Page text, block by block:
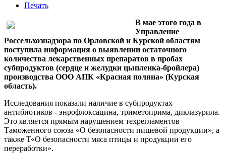
Печать
В мае этого года в
Управление
Россельхознадзора по Орловской и Курской областям
поступила информация о выявлении остаточного
количества лекарственных препаратов в пробах
субпродуктов (сердце и желудки цыпленка-бройлера)
производства ООО АПК «Красная поляна» (Курская
область).
Исследования показали наличие в субпродуктах
антибиотиков - энрофлоксацина, триметоприма, диклазурила.
Это является прямым нарушением техрегламентов
Таможенного союза «О безопасности пищевой продукции», а
также Т«О безопасности мяса птицы и продукции его
переработки».